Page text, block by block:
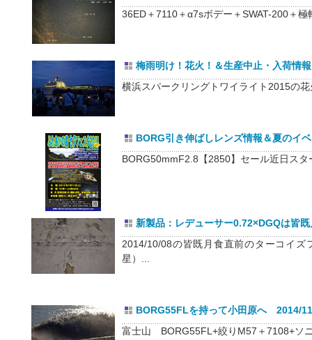
36ED＋7110＋α7sボデー＋SWAT-200＋
梅雨明け！花火！＆生産中止・入荷情
横浜スパークリングトワイライト2015の
BORG引き伸ばしレンズ情報＆夏のイ
BORG50mmF2.8【2850】セール近日ス
新製品：レデューサー0.72×DGQは皆
2014/10/08の皆既月食直前のターコイズ
星）...
BORG55FLを持って小田原へ 2014/
富士山 BORG55FL+絞りM57＋7108+ソ